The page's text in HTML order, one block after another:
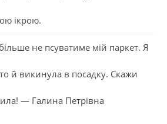
ікрою.
не псуватиме мій паркет. Я
й викинула в посадку. Скажи
— Галина Петрівна